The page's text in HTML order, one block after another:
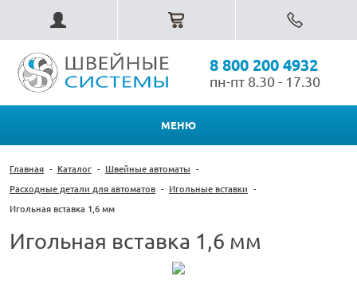
8 800 200 4932
пн-пт 8.30 - 17.30
МЕНЮ
Главная - Каталог - Швейные автоматы -
Расходные детали для автоматов - Игольные вставки -
Игольная вставка 1,6 мм
Игольная вставка 1,6 мм